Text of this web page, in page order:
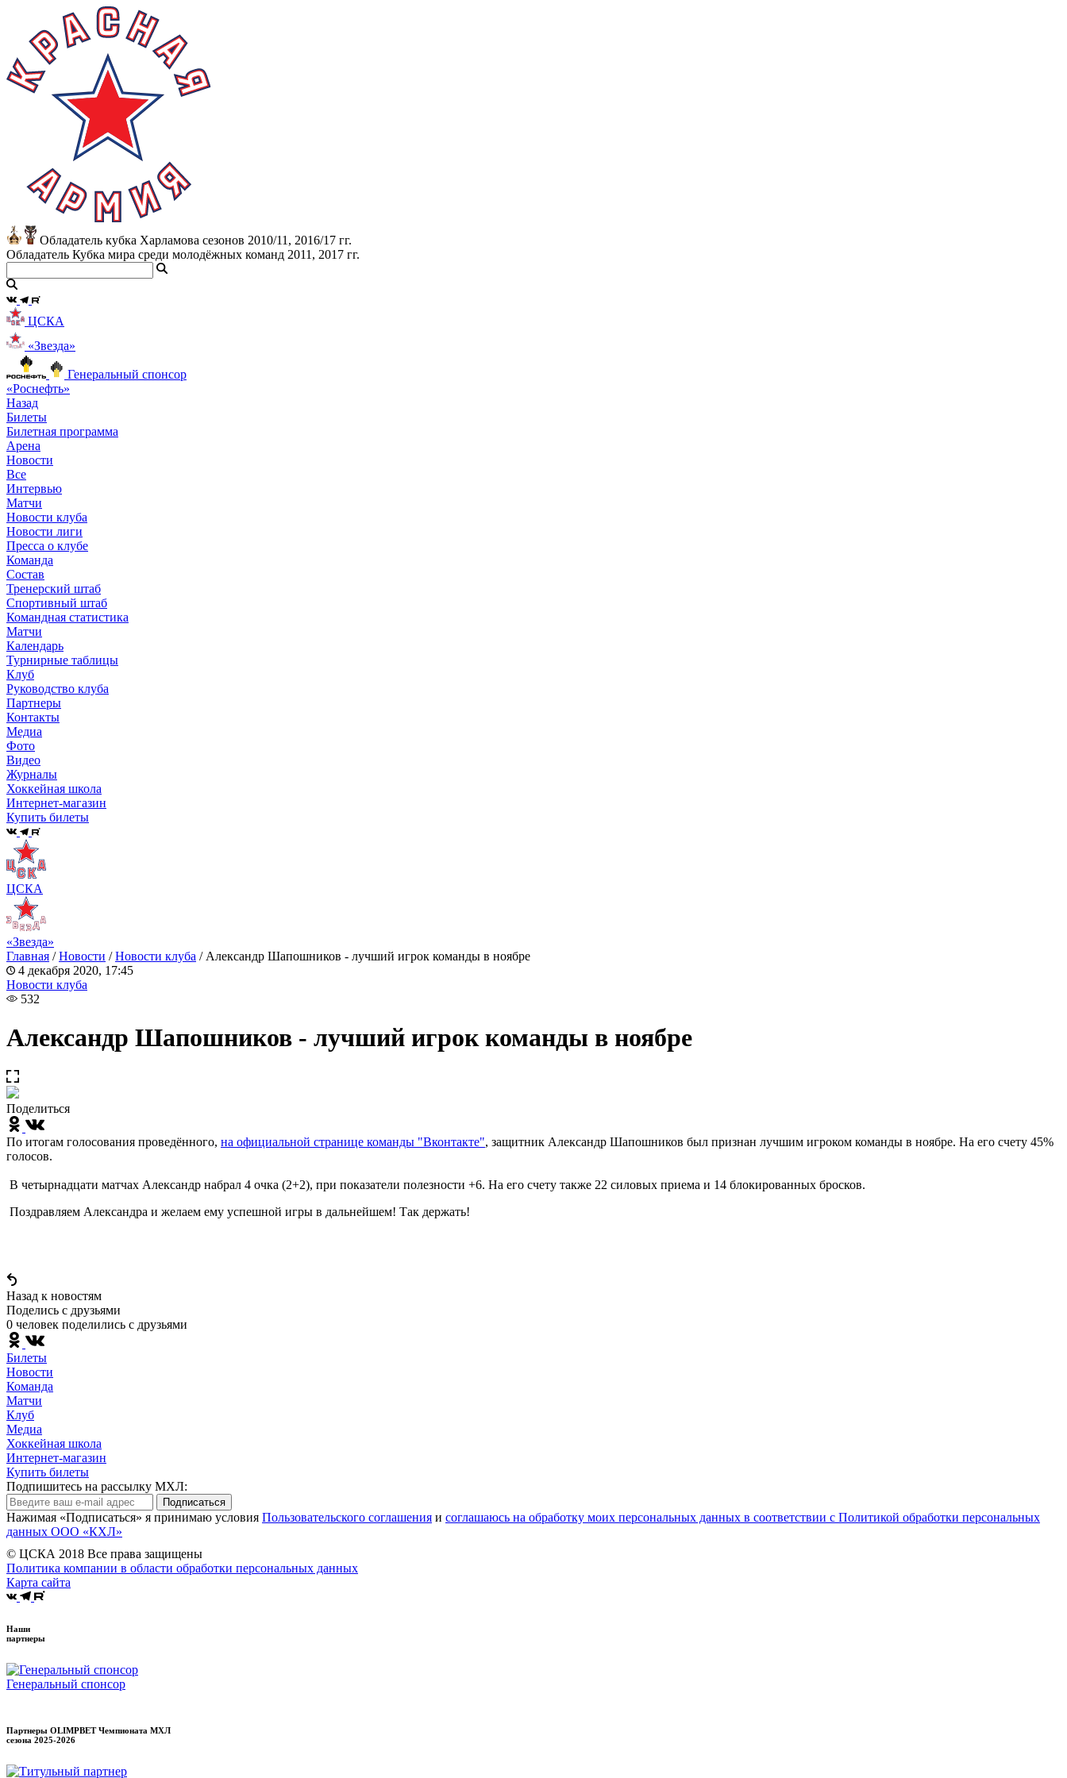
Обладатель кубка Харламова сезонов 2010/11, 2016/17 гг.
Обладатель Кубка мира среди молодёжных команд 2011, 2017 гг.
ЦСКА
«Звезда»
Генеральный спонсор
«Роснефть»
Назад
Билеты
Билетная программа
Арена
Новости
Все
Интервью
Матчи
Новости клуба
Новости лиги
Пресса о клубе
Команда
Состав
Тренерский штаб
Спортивный штаб
Командная статистика
Матчи
Календарь
Турнирные таблицы
Клуб
Руководство клуба
Партнеры
Контакты
Медиа
Фото
Видео
Журналы
Хоккейная школа
Интернет-магазин
Купить билеты
ЦСКА
«Звезда»
Главная /Новости /Новости клуба / Александр Шапошников - лучший игрок команды в ноябре
4 декабря 2020, 17:45
Новости клуба
532
Александр Шапошников - лучший игрок команды в ноябре
Поделиться
По итогам голосования проведённого, на официальной странице команды "Вконтакте", защитник Александр Шапошников был признан лучшим игроком команды в ноябре. На его счету 45%
голосов.
В четырнадцати матчах Александр набрал 4 очка (2+2), при показатели полезности +6. На его счету также 22 силовых приема и 14 блокированных бросков.
Поздравляем Александра и желаем ему успешной игры в дальнейшем! Так держать!
Назад к новостям
Поделись c друзьями
0 человек поделились c друзьями
Билеты
Новости
Команда
Матчи
Клуб
Медиа
Хоккейная школа
Интернет-магазин
Купить билеты
Подпишитесь на рассылку МХЛ:
Подписаться
Нажимая «Подписаться» я принимаю условия Пользовательского соглашения и соглашаюсь на обработку моих персональных данных в соответствии с Политикой обработки персональных
данных ООО «КХЛ»
© ЦСКА 2018 Все права защищены
Политика компании в области обработки персональных данных
Карта сайта
Наши
партнеры
Генеральный спонсор
Партнеры OLIMPBET Чемпионата МХЛ
сезона 2025-2026